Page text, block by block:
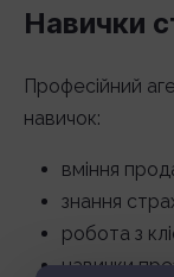
Навички
Професійний
навичок:
вміння
знання
робота з
навички